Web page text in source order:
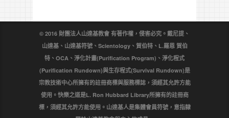
© 2016 財團法人山達基教會 有著作權，侵害必究。戴尼提、
山達基、山達基符號、Scientology、賀伯特、L.羅恩 賀伯
特、OCA、淨化計畫(Purification Program)、淨化程式
(Purification Rundown)與生存程式(Survival Rundown)是
宗教技術中心所擁有的註冊商標與服務標誌，須經其允許方能
使用。快樂之道是L. Ron Hubbard Library所擁有的註冊商
標，須經其允許方能使用。山達基人是集體會員符號，意指隸